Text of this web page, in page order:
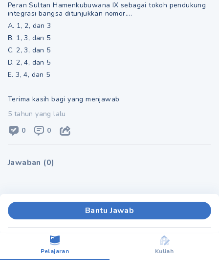
Peran Sultan Hamenkubuwana IX sebagai tokoh pendukung
integrasi bangsa ditunjukkan nomor....
A. 1, 2, dan 3
B. 1, 3, dan 5
C. 2, 3, dan 5
D. 2, 4, dan 5
E. 3, 4, dan 5
Terima kasih bagi yang menjawab
5 tahun yang lalu
0
0
Jawaban (0)
Bantu Jawab
Pelajaran Kuliah